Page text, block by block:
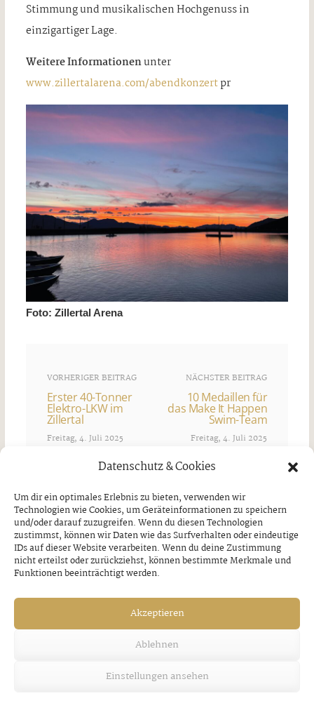
Datenschutz & Cookies
Um dir ein optimales Erlebnis zu bieten, verwenden wir
Technologien wie Cookies, um Geräteinformationen zu speichern
und/oder darauf zuzugreifen. Wenn du diesen Technologien
zustimmst, können wir Daten wie das Surfverhalten oder eindeutige
IDs auf dieser Website verarbeiten. Wenn du deine Zustimmung
nicht erteilst oder zurückziehst, können bestimmte Merkmale und
Funktionen beeinträchtigt werden.
Akzeptieren
Ablehnen
Einstellungen ansehen
Stimmung und musikalischen Hochgenuss in
einzigartiger Lage.
Weitere Informationenunter
www.zillertalarena.com/abendkonzertpr
Foto: Zillertal Arena
VORHERIGER BEITRAG
Erster 40-Tonner
Elektro-LKW im
Zillertal
Freitag, 4. Juli 2025
NÄCHSTER BEITRAG
10 Medaillen für
das Make It Happen
Swim-Team
Freitag, 4. Juli 2025
Ähnliche Artikel